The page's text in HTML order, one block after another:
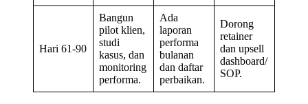
Hari 61-90
Bangun
pilot klien,
studi
kasus, dan
monitoring
performa.
Ada
laporan
performa
bulanan
dan daftar
perbaikan.
Dorong
retainer
dan upsell
dashboard/
SOP.